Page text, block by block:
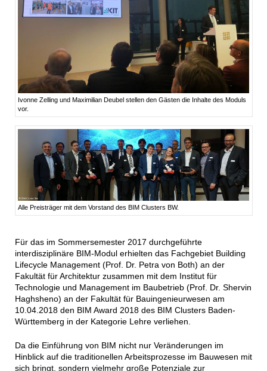
Ivonne Zelling und Maximilian Deubel stellen den Gästen die Inhalte des Moduls
vor.
Alle Preisträger mit dem Vorstand des BIM Clusters BW.
Für das im Sommersemester 2017 durchgeführte
interdisziplinäre BIM-Modul erhielten das Fachgebiet Building
Lifecycle Management (Prof. Dr. Petra von Both) an der
Fakultät für Architektur zusammen mit dem Institut für
Technologie und Management im Baubetrieb (Prof. Dr. Shervin
Haghsheno) an der Fakultät für Bauingenieurwesen am
10.04.2018 den BIM Award 2018 des BIM Clusters Baden-
Württemberg in der Kategorie Lehre verliehen.
Da die Einführung von BIM nicht nur Veränderungen im
Hinblick auf die traditionellen Arbeitsprozesse im Bauwesen mit
sich bringt, sondern vielmehr große Potenziale zur